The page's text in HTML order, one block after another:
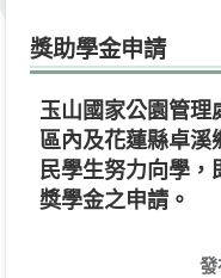
獎助學金申請
玉山國家公園管理
區內及花蓮縣卓溪
民學生努力向學
獎學金之申請。
發